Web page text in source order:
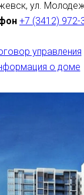
ул.
+7 (3412) 972-
управления
о доме